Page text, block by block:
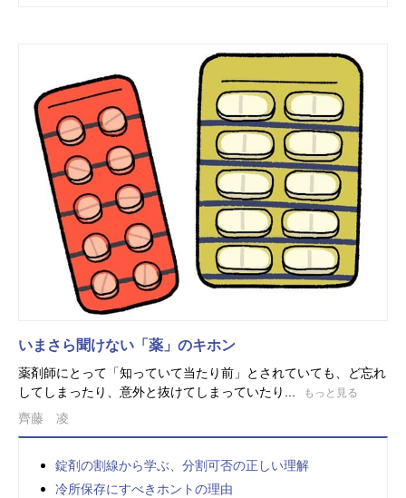
いまさら聞けない「薬」のキホン
薬剤師にとって「知っていて当たり前」とされていても、ど忘れ
してしまったり、意外と抜けてしまっていたり...
もっと見る
齊藤 凌
錠剤の割線から学ぶ、分割可否の正しい理解
冷所保存にすべきホントの理由